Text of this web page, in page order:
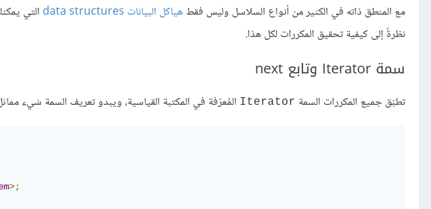
مع المنطق ذاته في الكثير من أنواع السلاسل وليس فقطهياكل البيانات data structures
التي
نظرةً إلى كيفية تحقيق المكررات لكل هذا.
سمة Iterator وتابع next
تطبّق جميع المكررات السمة Iterator المُعرّفة في المكتبة القياسية، ويبدو تعريف السمة شيء
>;